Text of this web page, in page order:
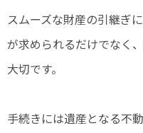
スムーズな財産の引継ぎ
が求められるだけでなく
大切です。
手続きには遺産となる不